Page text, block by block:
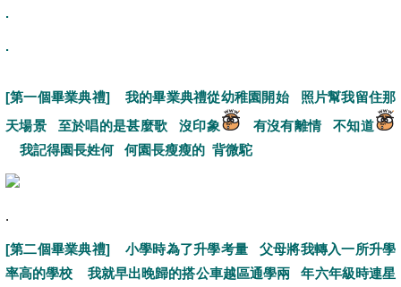
.
.
[第一個畢業典禮] 我的畢業典禮從幼稚園開始 照片幫我留住那
天場景 至於唱的是甚麼歌 沒印象
有沒有離情 不知道
我記得園長姓何 何園長瘦瘦的 背微駝
.
[第二個畢業典禮] 小學時為了升學考量 父母將我轉入一所升學
率高的學校 我就早出晚歸的搭公車越區通學兩 年六年級時連星